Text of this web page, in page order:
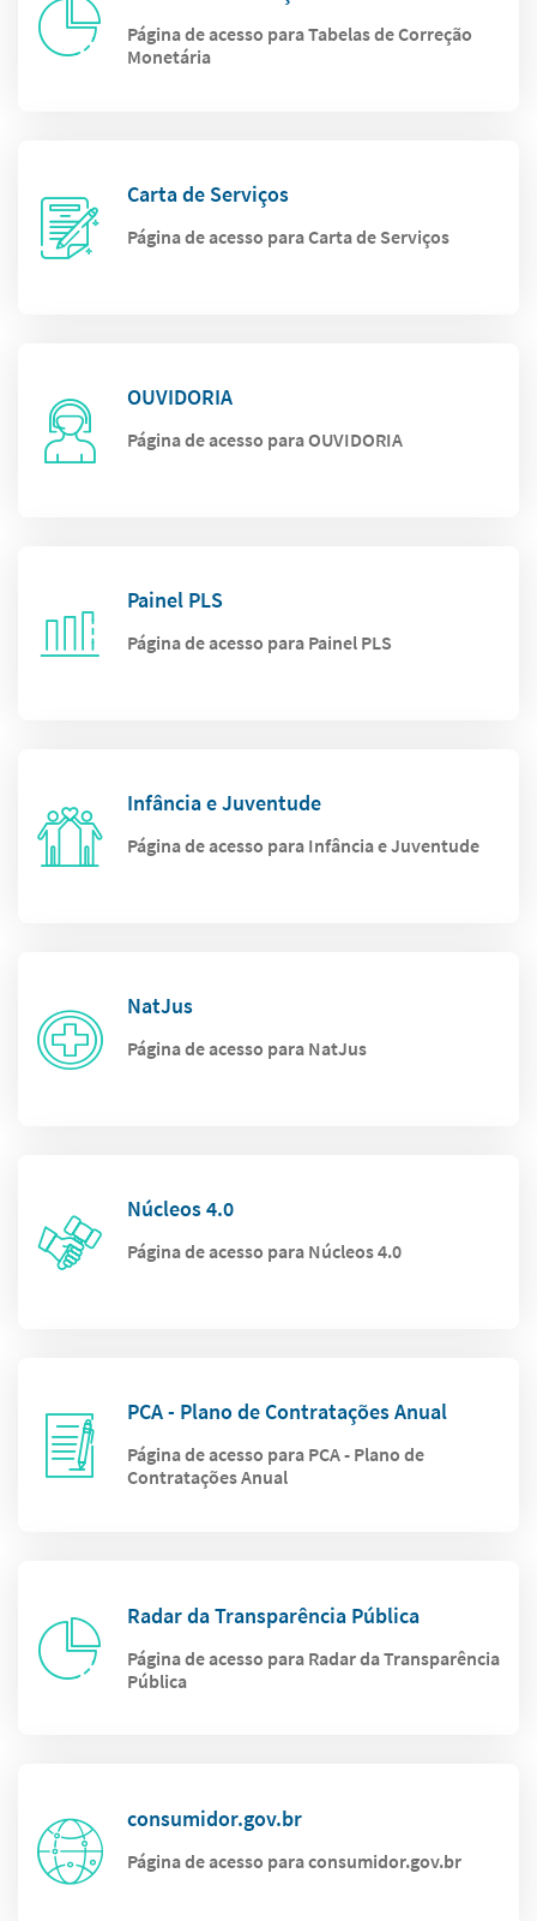
Página de acesso para Tabelas de Correção
Monetária
Carta de Serviços
Página de acesso para Carta de Serviços
OUVIDORIA
Página de acesso para OUVIDORIA
Painel PLS
Página de acesso para Painel PLS
Infância e Juventude
Página de acesso para Infância e Juventude
NatJus
Página de acesso para NatJus
Núcleos 4.0
Página de acesso para Núcleos 4.0
PCA - Plano de Contratações Anual
Página de acesso para PCA - Plano de
Contratações Anual
Radar da Transparência Pública
Página de acesso para Radar da Transparência
Pública
consumidor.gov.br
Página de acesso para consumidor.gov.br